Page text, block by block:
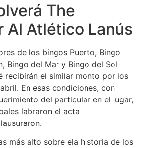
The
Al Atlético Lanús
de los bingos Puerto, Bingo
Bingo del Mar y Bingo del Sol
recibirán el similar monto por los
En esas condiciones, con
del particular en el lugar,
labraron el acta
más alto sobre ela historia de los